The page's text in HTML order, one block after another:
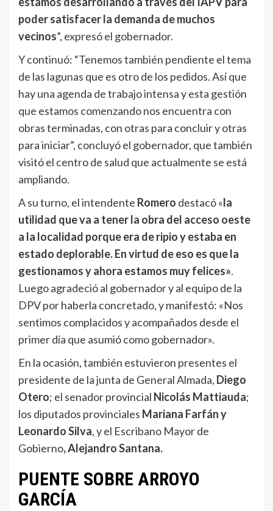
poder satisfacer la demanda de muchos
vecinos”, expresó el gobernador.
Y continuó: “Tenemos también pendiente el tema
de las lagunas que es otro de los pedidos. Así que
hay una agenda de trabajo intensa y esta gestión
que estamos comenzando nos encuentra con
obras terminadas, con otras para concluir y otras
para iniciar”, concluyó el gobernador, que también
visitó el centro de salud que actualmente se está
ampliando.
A su turno, el intendente Romero destacó «la
utilidad que va a tener la obra del acceso oeste
a la localidad porque era de ripio y estaba en
estado deplorable. En virtud de eso es que la
gestionamos y ahora estamos muy felices».
Luego agradeció al gobernador y al equipo de la
DPV por haberla concretado, y manifestó: «Nos
sentimos complacidos y acompañados desde el
primer día que asumió como gobernador».
En la ocasión, también estuvieron presentes el
presidente de la junta de General Almada, Diego
Otero; el senador provincial Nicolás Mattiauda;
los diputados provinciales Mariana Farfán y
Leonardo Silva, y el Escribano Mayor de
Gobierno, Alejandro Santana.
PUENTE SOBRE ARROYO
GARCÍA